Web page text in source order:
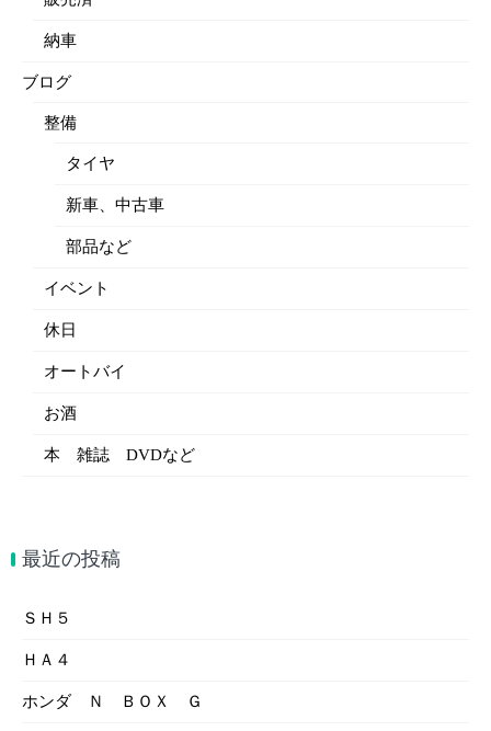
納車
ブログ
整備
タイヤ
新車、中古車
部品など
イベント
休日
オートバイ
お酒
本 雑誌 DVDなど
最近の投稿
ＳＨ５
ＨＡ４
ホンダ Ｎ ＢＯＸ Ｇ